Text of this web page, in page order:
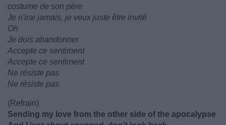
costume de son père
Je n'irai jamais, je veux juste être invité
Oh
Je dois abandonner
Accepte ce sentiment
Accepte ce sentiment
Ne résiste pas
Ne résiste pas
(Refrain)
Sending my love from the other side of the apocalypse